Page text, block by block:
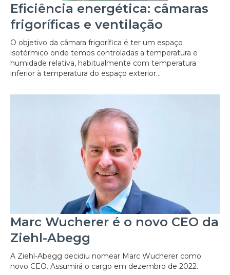
Eficiência energética: câmaras
frigoríficas e ventilação
O objetivo da câmara frigorífica é ter um espaço
isotérmico onde temos controladas a temperatura e
humidade relativa, habitualmente com temperatura
inferior à temperatura do espaço exterior...
Marc Wucherer é o novo CEO da
Ziehl-Abegg
A Ziehl-Abegg decidiu nomear Marc Wucherer como
novo CEO. Assumirá o cargo em dezembro de 2022.